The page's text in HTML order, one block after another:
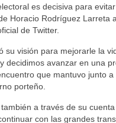
es decisiva para
Horacio Rodríguez Larreta
de Twitter.
su visión para mejorarle la
decidimos avanzar en una
que mantuvo junto
porteño.
a través de su cuenta
con las grandes